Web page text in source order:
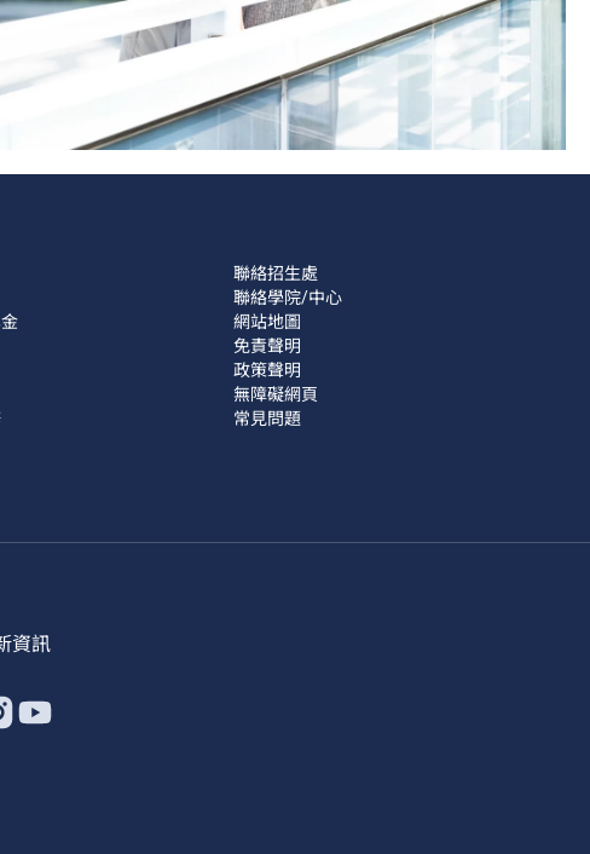
聯絡招生處
聯絡學院/中心
網站地圖
免責聲明
政策聲明
無障礙網頁
常見問題
資訊